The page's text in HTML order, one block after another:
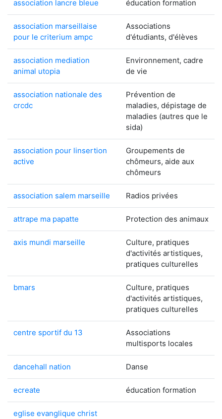
association lancre bleue éducation formation
association marseillaise
pour le criterium ampc
Associations
d'étudiants, d'élèves
association mediation
animal utopia
Environnement, cadre
de vie
association nationale des
crcdc
Prévention de
maladies, dépistage de
maladies (autres que le
sida)
association pour linsertion
active
Groupements de
chômeurs, aide aux
chômeurs
association salem marseille Radios privées
attrape ma papatte Protection des animaux
axis mundi marseille
Culture, pratiques
d'activités artistiques,
pratiques culturelles
bmars
Culture, pratiques
d'activités artistiques,
pratiques culturelles
centre sportif du 13
Associations
multisports locales
dancehall nation Danse
ecreate éducation formation
eglise evanglique christ